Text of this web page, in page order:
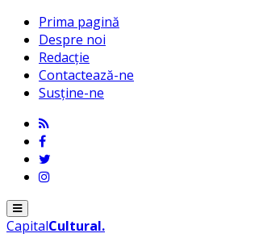
Prima pagină
Despre noi
Redacție
Contactează-ne
Susține-ne
Menu
CapitalCultural.